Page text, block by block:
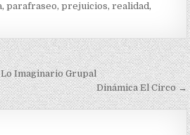
,parafraseo,prejuicios,realidad,
Imaginario Grupal
Dinámica El Circo →